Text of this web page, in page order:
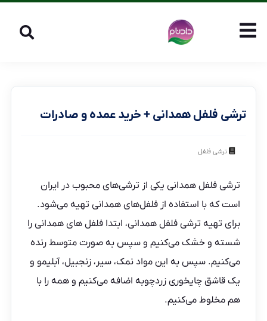
ترشی فلفل همدانی + خرید عمده و صادرات
ترشی فلفل
ترشی فلفل همدانی یکی از ترشی‌های محبوب در ایران
است که با استفاده از فلفل‌های همدانی تهیه می‌شود.
برای تهیه ترشی فلفل همدانی، ابتدا فلفل‌ های همدانی را
شسته و خشک می‌کنیم و سپس به صورت متوسط رنده
می‌کنیم. سپس به این مواد نمک، سیر، زنجبیل، آبلیمو و
یک قاشق چایخوری زردچوبه اضافه می‌کنیم و همه را با
هم مخلوط می‌کنیم.